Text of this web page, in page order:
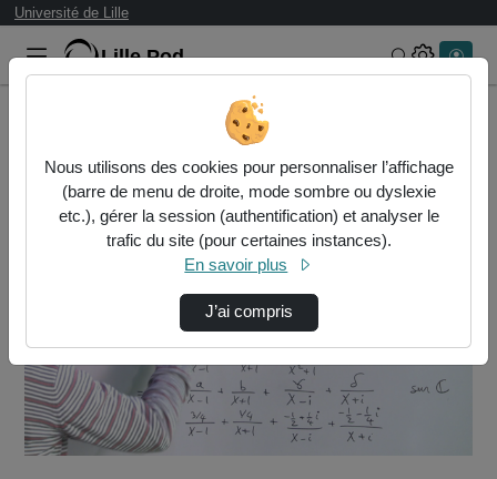
Université de Lille
Lille.Pod Rechercher
Exercice 7 (Fractions rationnelles) [06970]
Lire
la
Nous utilisons des cookies pour personnaliser l’affichage
(barre de menu de droite, mode sombre ou dyslexie
etc.), gérer la session (authentification) et analyser le
trafic du site (pour certaines instances).
En savoir plus
J’ai compris